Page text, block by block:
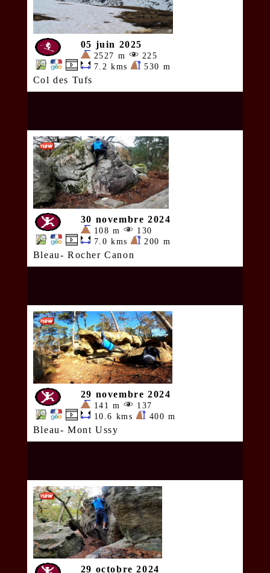
05 juin 2025
2527 m
225
7.2 kms
530 m
Col des Tufs
30 novembre 2024
108 m
130
7.0 kms
200 m
Bleau- Rocher Canon
29 novembre 2024
141 m
137
10.6 kms
400 m
Bleau- Mont Ussy
29 octobre 2024